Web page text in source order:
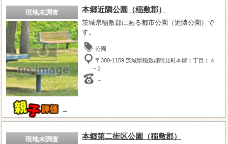
現地未調査
－
本郷近隣公園（稲敷郡）
茨城県稲敷郡にある都市公園（近隣公園）で
す。
公園
〒300-1159 茨城県稲敷郡阿見町本郷１丁目１４
−２
－
現地未調査 本郷第二街区公園（稲敷郡）